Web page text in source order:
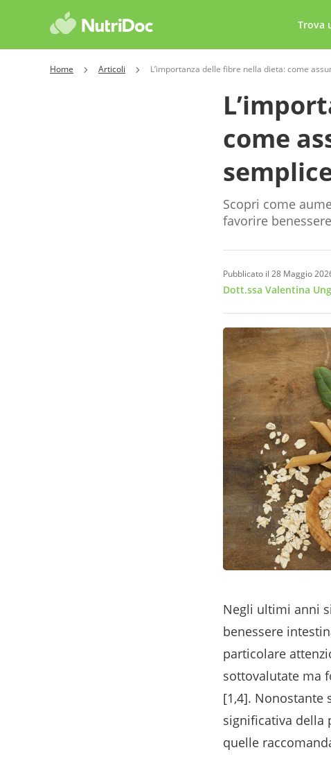
Trova
Home Articoli L’importanza delle fibre nella dieta: come
come
Scopri come
favorire
Pubblicato il 28 Maggio
Dott.ssa Valentina
Negli ultimi anni
benessere
particolare
sottovalutate ma
[1,4].
significativa della
quelle